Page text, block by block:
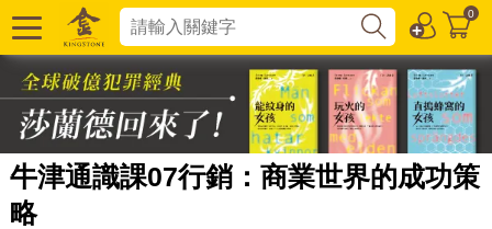
0
牛津通識課07行銷：商業世界的成功策
略